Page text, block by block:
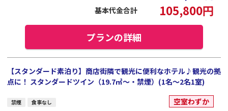
基本代金合計 105,800円
プランの詳細
【スタンダード素泊り】商店街隣で観光に便利なホテル♪観光の拠
点に！ スタンダードツイン（19.7㎡～・禁煙）(1名～2名1室)
禁煙 食事なし 空室わずか